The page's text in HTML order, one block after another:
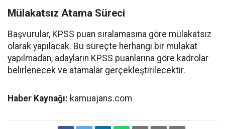
Mülakatsız Atama Süreci
Başvurular, KPSS puan sıralamasına göre mülakatsız
olarak yapılacak. Bu süreçte herhangi bir mülakat
yapılmadan, adayların KPSS puanlarına göre kadrolar
belirlenecek ve atamalar gerçekleştirilecektir.
Haber Kaynağı: kamuajans.com